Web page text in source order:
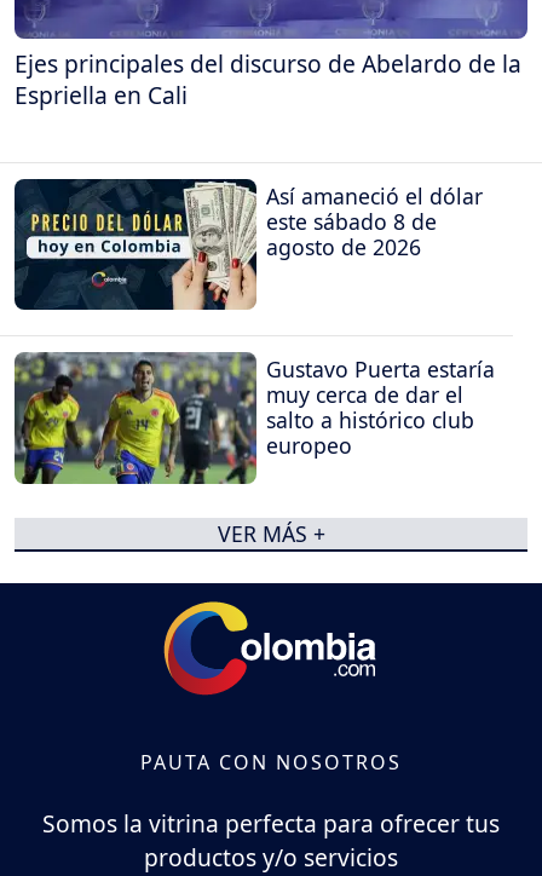
Ejes principales del discurso de Abelardo de la
Espriella en Cali
Así amaneció el dólar
este sábado 8 de
agosto de 2026
Gustavo Puerta estaría
muy cerca de dar el
salto a histórico club
europeo
VER MÁS +
PAUTA CON NOSOTROS
Somos la vitrina perfecta para ofrecer tus
productos y/o servicios